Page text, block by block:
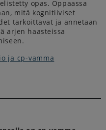
opas. Oppaassa
mitä kognitiiviset
tarkoittavat ja annetaan
arjen haasteissa
ja cp-vamma